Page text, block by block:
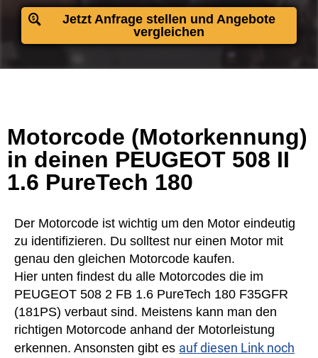
Jetzt Anfrage stellen und Angebote
vergleichen
Motorcode (Motorkennung)
in deinen PEUGEOT 508 II
1.6 PureTech 180
Der Motorcode ist wichtig um den Motor eindeutig
zu identifizieren. Du solltest nur einen Motor mit
genau den gleichen Motorcode kaufen.
Hier unten findest du alle Motorcodes die im
PEUGEOT 508 2 FB 1.6 PureTech 180 F35GFR
(181PS) verbaut sind. Meistens kann man den
richtigen Motorcode anhand der Motorleistung
erkennen. Ansonsten gibt es auf diesen Link noch